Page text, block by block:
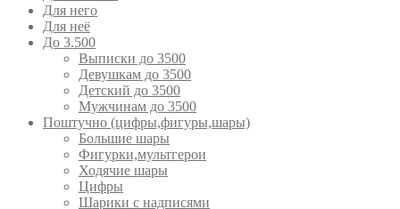
Для него
Для неё
До 3.500
Выписки до 3500
Девушкам до 3500
Детский до 3500
Мужчинам до 3500
Поштучно (цифры,фигуры,шары)
Большие шары
Фигурки,мультгерои
Ходячие шары
Цифры
Шарики с надписями